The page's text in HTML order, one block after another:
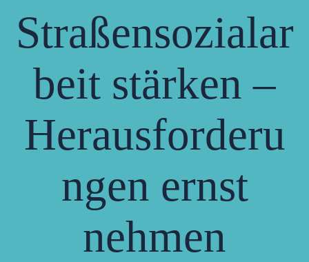
Straßensozialar
beit stärken –
Herausforderu
ngen ernst
nehmen